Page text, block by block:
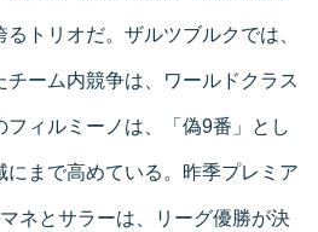
トリオだ。ザルツブルクでは、
ーム内競争は、ワールドクラス
ィルミーノは、「偽9番」とし
まで高めている。昨季プレミア
ネとサラーは、リーグ優勝が決